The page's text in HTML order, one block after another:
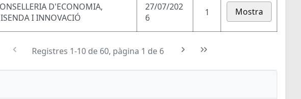
D'ECONOMIA,
I INNOVACIÓ
27/07/202
6
1 Mostra
Registres 1-10 de 60, pàgina 1 de 6